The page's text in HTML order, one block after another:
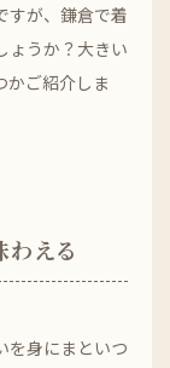
すが、鎌倉で着
ょうか？大きい
かご紹介しま
わえる
を身にまといつ